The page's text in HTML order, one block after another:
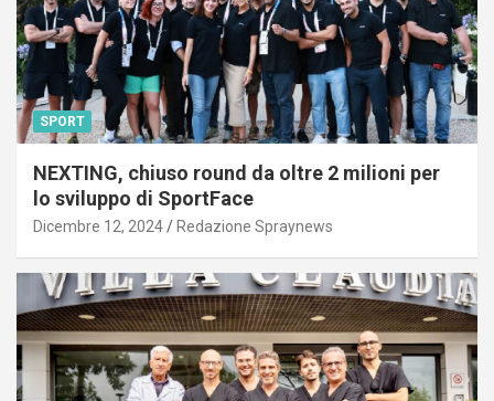
SPORT
NEXTING, chiuso round da oltre 2 milioni per
lo sviluppo di SportFace
Dicembre 12, 2024 Redazione Spraynews